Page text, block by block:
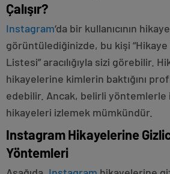
Çalışır?
Instagram‘da bir kullanıcının
görüntülediğinizde, bu kişi
Listesi” aracılığıyla sizi görebilir.
hikayelerine kimlerin baktığını
edebilir. Ancak, belirli yöntemlerle
hikayeleri izlemek mümkündür.
Instagram Hikayelerine
Yöntemleri